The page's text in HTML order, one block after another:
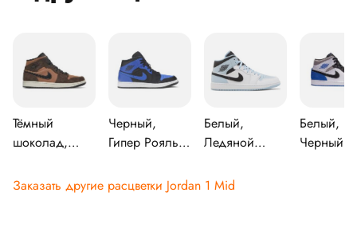
Тёмный
шоколад,
коричневый,
Черный,
Гипер Рояль,
Белый,
Ледяной
Черный
Белый,
Черный,
Заказать другие расцветки Jordan 1 Mid